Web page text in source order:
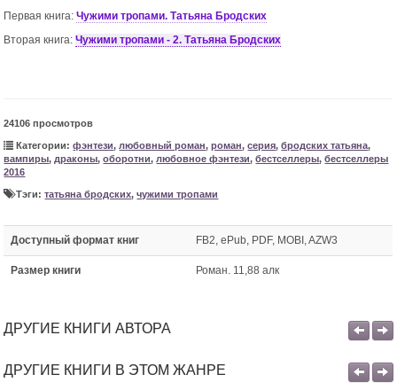
Первая книга:Чужими тропами. Татьяна Бродских
Вторая книга:Чужими тропами - 2. Татьяна Бродских
24106 просмотров
Категории:фэнтези, любовный роман,роман,серия,бродских татьяна,
вампиры, драконы,оборотни, любовное фэнтези,бестселлеры,бестселлеры
2016
Тэги:татьяна бродских,чужими тропами
Доступный формат книг FB2, ePub, PDF, MOBI, AZW3
Размер книги Роман. 11,88 алк
ДРУГИЕ КНИГИ АВТОРА
ДРУГИЕ КНИГИ В ЭТОМ ЖАНРЕ